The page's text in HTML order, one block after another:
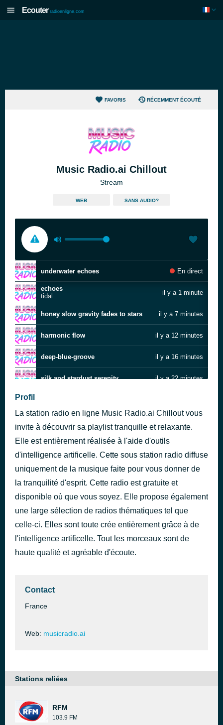
Ecouter radioenligne.com
FAVORIS RÉCEMMENT ÉCOUTÉ
Music Radio.ai Chillout
Stream
WEB SANS AUDIO?
underwater echoes En direct
echoes
tidal
il y a 1 minute
honey slow gravity fades to stars il y a 7 minutes
harmonic flow il y a 12 minutes
deep-blue-groove il y a 16 minutes
silk and stardust serenity il y a 22 minutes
Water Reflections
Low Heat
dissolving into violet silence il y a 37 minutes
Profil
La station radio en ligne Music Radio.ai Chillout vous
invite à découvrir sa playlist tranquille et relaxante.
Elle est entièrement réalisée à l'aide d'outils
d'intelligence artificelle. Cette sous station radio diffuse
uniquement de la musique faite pour vous donner de
la tranquilité d'esprit. Cette radio est gratuite et
disponible où que vous soyez. Elle propose également
une large sélection de radios thématiques tel que
celle-ci. Elles sont toute crée entièrement grâce à de
l'intelligence artificelle. Tout les morceaux sont de
haute qualité et agréable d'écoute.
Contact
France
Web: musicradio.ai
Stations reliées
RFM
103.9 FM